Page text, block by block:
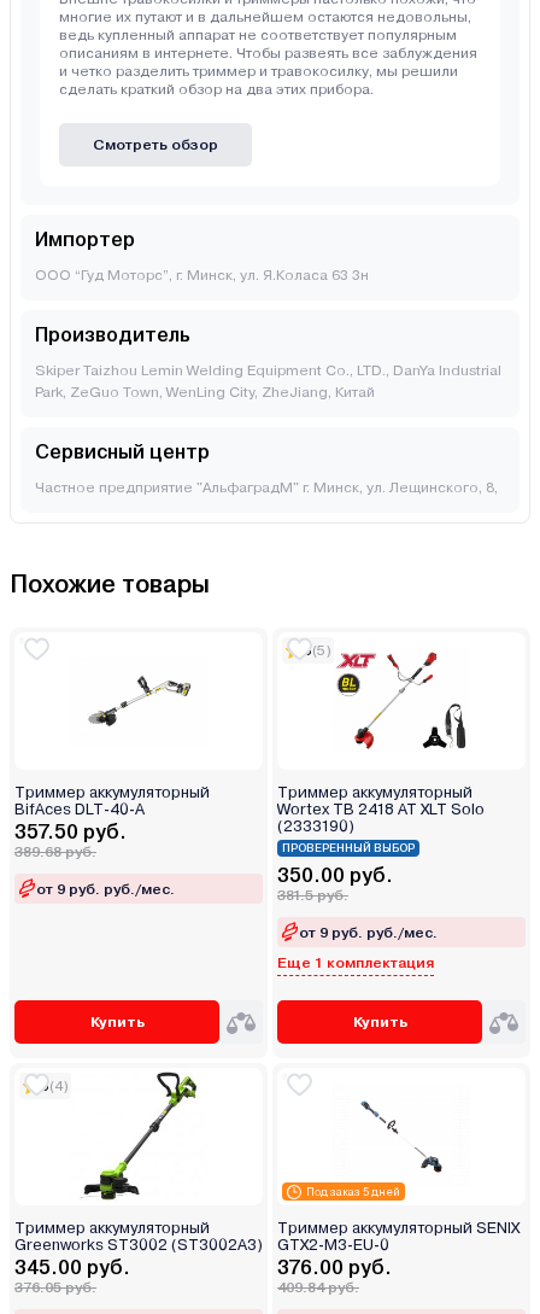
многие их путают и в дальнейшем остаются недовольны,
ведь купленный аппарат не соответствует популярным
описаниям в интернете. Чтобы развеять все заблуждения
и четко разделить триммер и травокосилку, мы решили
сделать краткий обзор на два этих прибора.
Смотреть обзор
Импортер
ООО “Гуд Моторс”, г. Минск, ул. Я.Коласа 63 3н
Производитель
Skiper Taizhou Lemin Welding Equipment Co., LTD., DanYa Industrial
Park, ZeGuo Town, WenLing City, ZheJiang, Китай
Сервисный центр
Частное предприятие "АльфаградМ" г. Минск, ул. Лещинского, 8,
Похожие товары
Триммер аккумуляторный
BifAces DLT-40-А
357.50 руб.
389.68 руб.
от 9 руб. руб./мес.
Купить
5(5)
Триммер аккумуляторный
Wortex TB 2418 AT XLT Solo
(2333190)
ПРОВЕРЕННЫЙ ВЫБОР
350.00 руб.
381.5 руб.
от 9 руб. руб./мес.
Еще 1 комплектация
Купить
5(4)
Триммер аккумуляторный
Greenworks ST3002 (ST3002A3)
345.00 руб.
376.05 руб.
Под заказ 5 дней
Триммер аккумуляторный SENIX
GTX2-M3-EU-0
376.00 руб.
409.84 руб.